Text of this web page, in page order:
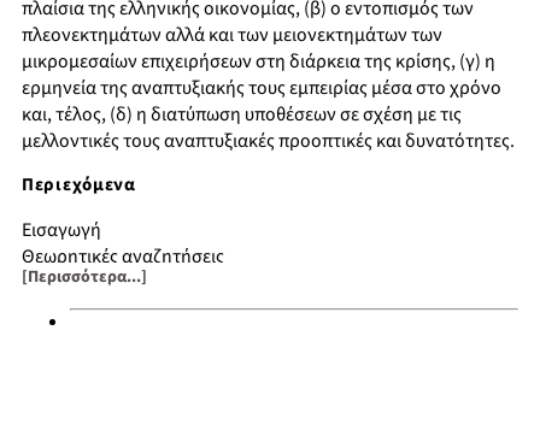
πλαίσια της ελληνικής οικονομίας, (β) ο εντοπισμός των
πλεονεκτημάτων αλλά και των μειονεκτημάτων των
μικρομεσαίων επιχειρήσεων στη διάρκεια της κρίσης, (γ) η
ερμηνεία της αναπτυξιακής τους εμπειρίας μέσα στο χρόνο
και, τέλος, (δ) η διατύπωση υποθέσεων σε σχέση με τις
μελλοντικές τους αναπτυξιακές προοπτικές και δυνατότητες.
Περιεχόμενα
Εισαγωγή
Θεωρητικές αναζητήσεις
Η πολιτική οικονομία της μικρής βιομηχανίας στην Ελλάδα
Μελέτη περιπτώσεων κατά κλάδο (κλαδικές μελέτες)
[Περισσότερα...]